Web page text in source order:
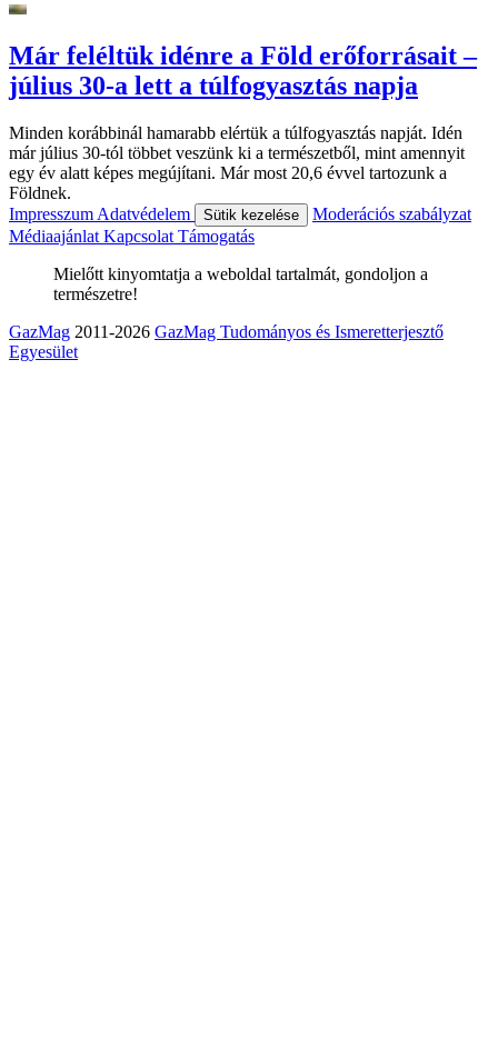
Már feléltük idénre a Föld erőforrásait –
július 30-a lett a túlfogyasztás napja
Minden korábbinál hamarabb elértük a túlfogyasztás napját. Idén
már július 30-tól többet veszünk ki a természetből, mint amennyit
egy év alatt képes megújítani. Már most 20,6 évvel tartozunk a
Földnek.
Impresszum Adatvédelem Sütik kezelése
Moderációs szabályzat
Médiaajánlat Kapcsolat Támogatás
Mielőtt kinyomtatja a weboldal tartalmát, gondoljon a
természetre!
GazMag 2011-2026 GazMag Tudományos és Ismeretterjesztő
Egyesület